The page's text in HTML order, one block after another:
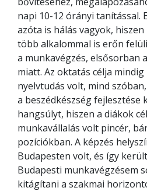
napi 10-12 órányi tanítással.
azóta is hálás vagyok,
több alkalommal is erőn
a munkavégzés, elsősorban
miatt. Az oktatás célja
nyelvtudás volt, mind
a beszédkészség fejlesztése
hangsúlyt, hiszen a diákok
munkavállalás volt pincér,
pozíciókban. A képzés
Budapesten volt, és így
Budapesti munkavégzésem
kitágítani a szakmai